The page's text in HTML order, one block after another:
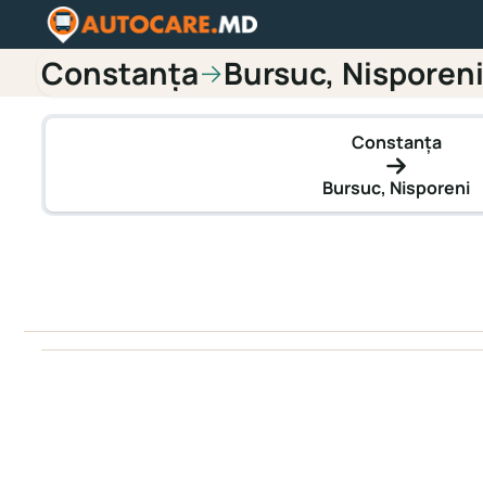
Constanța→Bursuc, Nisporeni
Constanța
Bursuc, Nisporeni